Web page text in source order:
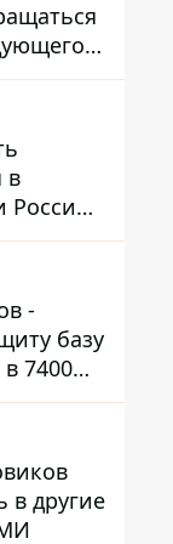
в
России,
-
базу
7400
в другие